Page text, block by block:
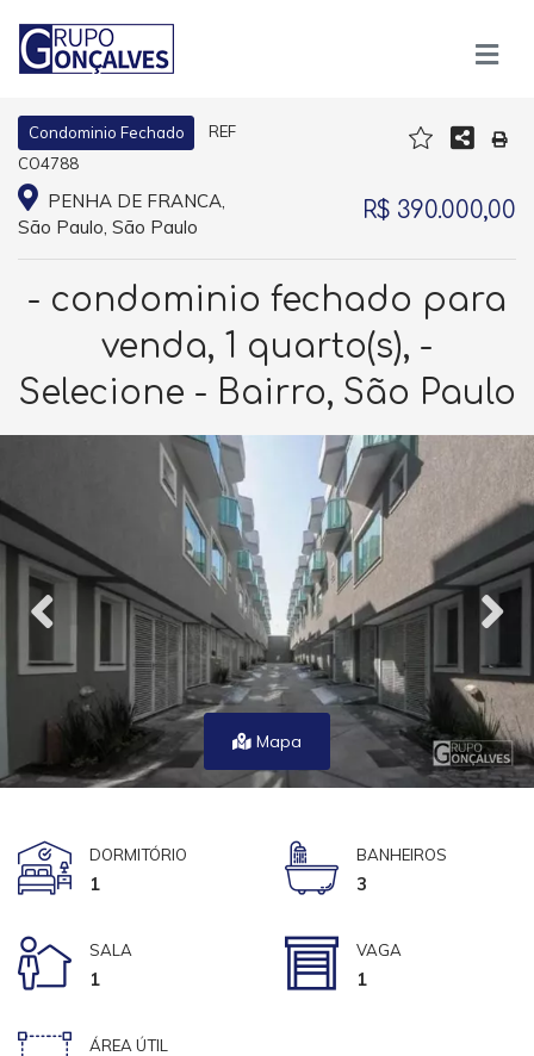
Condominio Fechado
REF
CO4788
PENHA DE FRANCA,
São Paulo, São Paulo
R$ 390.000,00
- condominio fechado para
venda, 1 quarto(s), -
Selecione - Bairro, São Paulo
Mapa
DORMITÓRIO
1
BANHEIROS
3
SALA
1
VAGA
1
ÁREA ÚTIL